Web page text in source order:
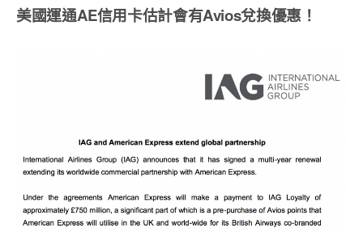
美國運通AE信用卡估計會有Avios兌換優惠！